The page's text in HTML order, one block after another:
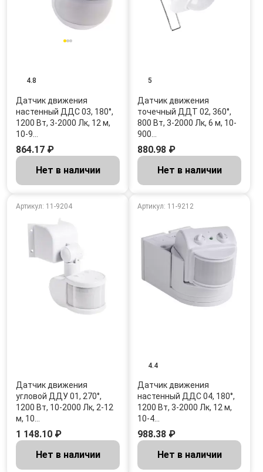
4.8
Датчик движения
настенный ДДС 03, 180°,
1200 Вт, 3-2000 Лк, 12 м,
10-9…
864.17 ₽
Нет в наличии
5
Датчик движения
точечный ДДТ 02, 360°,
800 Вт, 3-2000 Лк, 6 м, 10-
900…
880.98 ₽
Нет в наличии
Артикул: 11-9204
Датчик движения
угловой ДДУ 01, 270°,
1200 Вт, 10-2000 Лк, 2-12
м, 10…
1 148.10 ₽
Нет в наличии
Артикул: 11-9212
4.4
Датчик движения
настенный ДДС 04, 180°,
1200 Вт, 3-2000 Лк, 12 м,
10-4…
988.38 ₽
Нет в наличии